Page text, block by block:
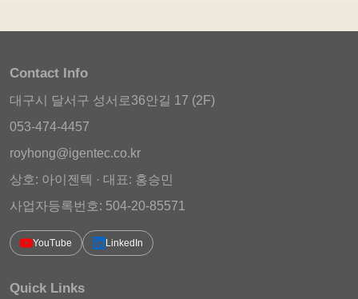
Contact Info
대구시 달서구 성서로36안길 17 (2F)
053-474-4457
royhong@igentec.co.kr
상호: 아이젠텍 · 대표: 홍승민
사업자등록번호: 504-20-85571
YouTube LinkedIn
Quick Links